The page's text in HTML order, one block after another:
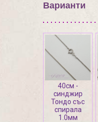
Варианти
40см -
синджир
Тондо със
спирала
1.0мм